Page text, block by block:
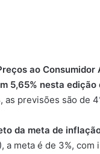
ao
5,65% nesta edição
as previsões são de
da meta de
a meta é de 3%,